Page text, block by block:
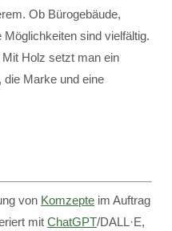
Ob Bürogebäude,
sind vielfältig.
Holz setzt man ein
die Marke und eine
von Komzepte im Auftrag
mit ChatGPT/DALL·E,